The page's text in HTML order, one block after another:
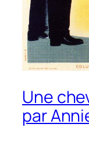
Une
par